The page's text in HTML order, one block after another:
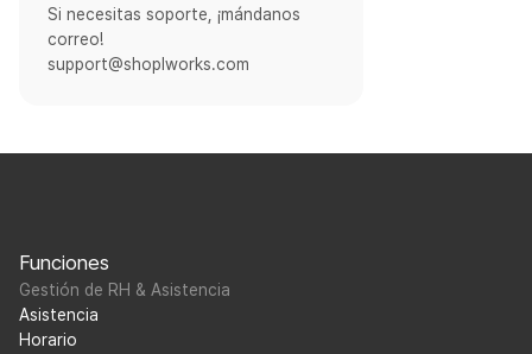
Si necesitas soporte, ¡mándanos
correo!
support@shoplworks.com
Funciones
Gestión de RH & Asistencia
Asistencia
Horario